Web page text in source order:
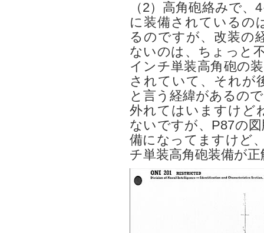
（2）高角砲絡みで
に装備されているの
るのですが、改装の
ないのは、ちょっと
インチ単装高角砲の
されていて、それが
と言う経緯があるの
外れてはいますけど
ないですが、P87の
備になってますけど
チ単装高角砲装備が